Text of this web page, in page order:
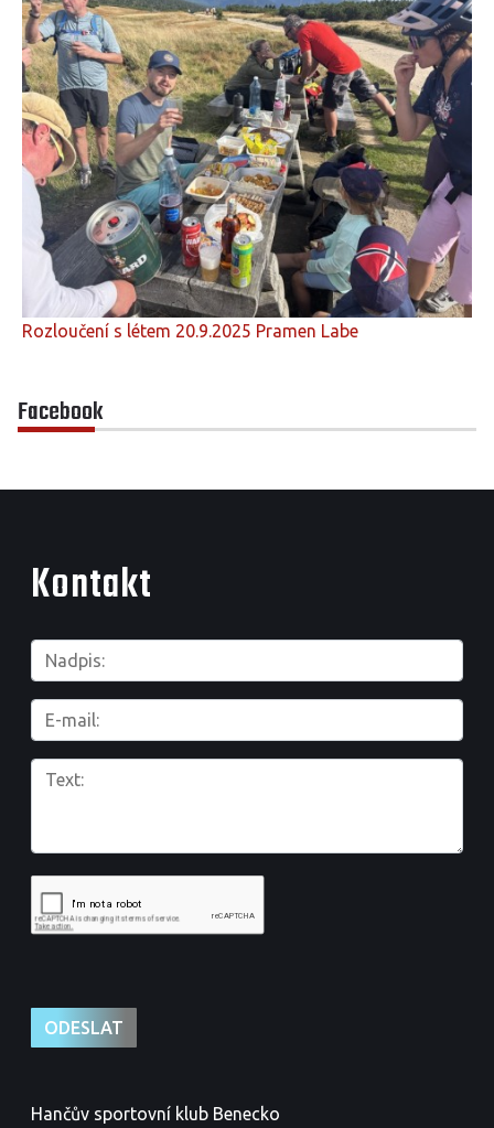
Rozloučení s létem 20.9.2025 Pramen Labe
Facebook
Kontakt
Hančův sportovní klub Benecko